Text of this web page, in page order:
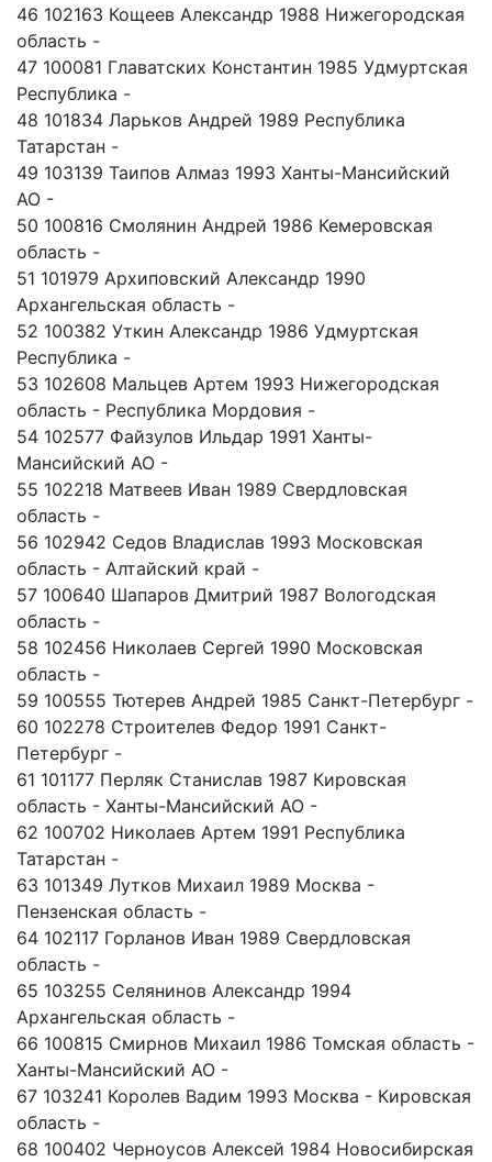
46 102163 Кощеев Александр 1988 Нижегородская
область -
47 100081 Главатских Константин 1985 Удмуртская
Республика -
48 101834 Ларьков Андрей 1989 Республика
Татарстан -
49 103139 Таипов Алмаз 1993 Ханты-Мансийский
АО -
50 100816 Смолянин Андрей 1986 Кемеровская
область -
51 101979 Архиповский Александр 1990
Архангельская область -
52 100382 Уткин Александр 1986 Удмуртская
Республика -
53 102608 Мальцев Артем 1993 Нижегородская
область - Республика Мордовия -
54 102577 Файзулов Ильдар 1991 Ханты-
Мансийский АО -
55 102218 Матвеев Иван 1989 Свердловская
область -
56 102942 Седов Владислав 1993 Московская
область - Алтайский край -
57 100640 Шапаров Дмитрий 1987 Вологодская
область -
58 102456 Николаев Сергей 1990 Московская
область -
59 100555 Тютерев Андрей 1985 Санкт-Петербург -
60 102278 Строителев Федор 1991 Санкт-
Петербург -
61 101177 Перляк Станислав 1987 Кировская
область - Ханты-Мансийский АО -
62 100702 Николаев Артем 1991 Республика
Татарстан -
63 101349 Лутков Михаил 1989 Москва -
Пензенская область -
64 102117 Горланов Иван 1989 Свердловская
область -
65 103255 Селянинов Александр 1994
Архангельская область -
66 100815 Смирнов Михаил 1986 Томская область -
Ханты-Мансийский АО -
67 103241 Королев Вадим 1993 Москва - Кировская
область -
68 100402 Черноусов Алексей 1984 Новосибирская